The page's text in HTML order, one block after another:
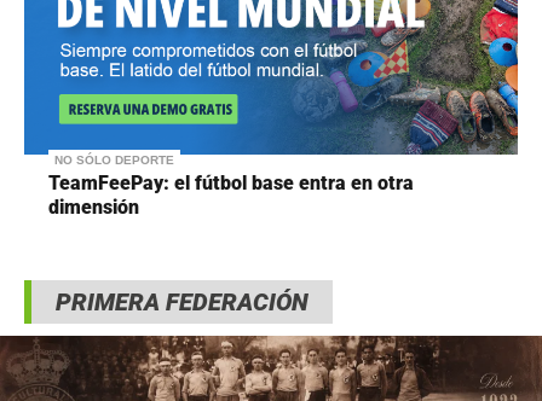
NO SÓLO DEPORTE
TeamFeePay: el fútbol base entra en otra
dimensión
PRIMERA FEDERACIÓN